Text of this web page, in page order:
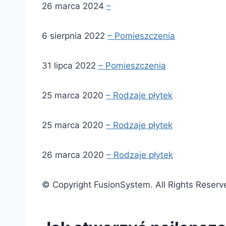
26 marca 2024 –
6 sierpnia 2022 – Pomieszczenia
31 lipca 2022 – Pomieszczenia
25 marca 2020 – Rodzaje płytek
25 marca 2020 – Rodzaje płytek
26 marca 2020 – Rodzaje płytek
© Copyright FusionSystem. All Rights